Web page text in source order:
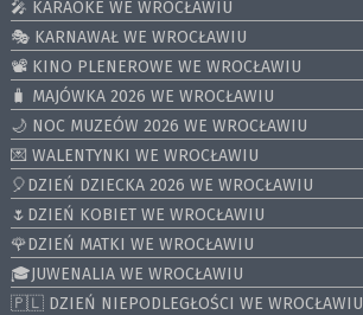
🎤 KARAOKE WE WROCŁAWIU
🎭 KARNAWAŁ WE WROCŁAWIU
📽️ KINO PLENEROWE WE WROCŁAWIU
🧳 MAJÓWKA 2026 WE WROCŁAWIU
🌙 NOC MUZEÓW 2026 WE WROCŁAWIU
💌 WALENTYNKI WE WROCŁAWIU
🎈DZIEŃ DZIECKA 2026 WE WROCŁAWIU
🌷DZIEŃ KOBIET WE WROCŁAWIU
🌹DZIEŃ MATKI WE WROCŁAWIU
🎓JUWENALIA WE WROCŁAWIU
🇵🇱 DZIEŃ NIEPODLEGŁOŚCI WE WROCŁAWIU